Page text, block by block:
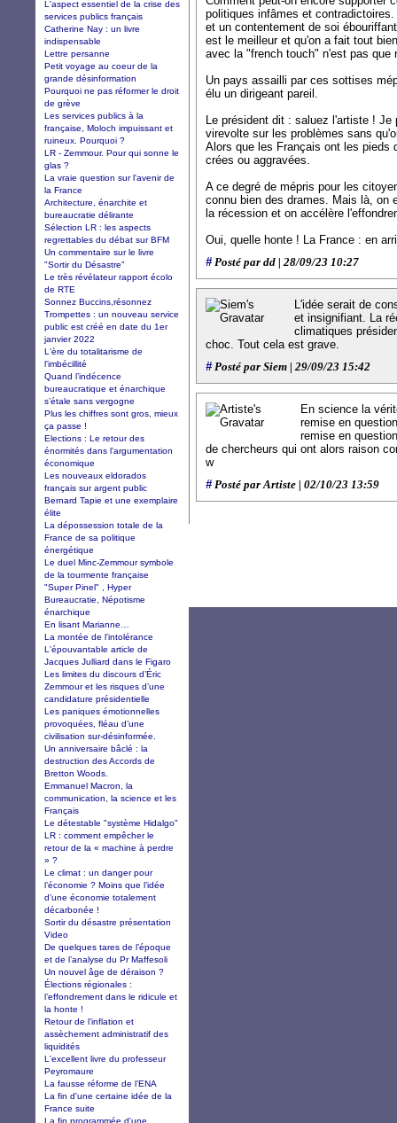
politiques infâmes et
et un contentement de soi
est le meilleur et qu'on a fait tout
avec la "french touch" n'est pas que
Un pays assailli par ces sottises
élu un dirigeant pareil.
Le président dit : saluez l'artiste !
virevolte sur les problèmes sans
Alors que les Français ont les pieds
crées ou aggravées.
A ce degré de mépris pour les
connu bien des drames. Mais là, on
la récession et on accélère
Oui, quelle honte ! La France : en
#Posté par dd | 28/09/23 10:27
L'idée serait de
et insignifiant. La
climatiques
choc. Tout cela est grave.
#Posté par Siem | 29/09/23 15:42
En science la
remise en
remise en
de chercheurs qui ont alors raison
w
#Posté par Artiste | 02/10/23 13:59
L'aspect essentiel de la crise des
services publics français
Catherine Nay : un livre
indispensable
Lettre persanne
Petit voyage au coeur de la
grande désinformation
Pourquoi ne pas réformer le droit
de grève
Les services publics à la
française, Moloch impuissant et
ruineux. Pourquoi ?
LR - Zemmour. Pour qui sonne le
glas ?
La vraie question sur l'avenir de
la France
Architecture, énarchite et
bureaucratie délirante
Sélection LR : les aspects
regrettables du débat sur BFM
Un commentaire sur le livre
"Sortir du Désastre"
Le très révélateur rapport écolo
de RTE
Sonnez Buccins,résonnez
Trompettes : un nouveau service
public est créé en date du 1er
janvier 2022
L'ère du totalitarisme de
l'imbécillité
Quand l’indécence
bureaucratique et énarchique
s’étale sans vergogne
Plus les chiffres sont gros, mieux
ça passe !
Elections : Le retour des
énormités dans l’argumentation
économique
Les nouveaux eldorados
français sur argent public
Bernard Tapie et une exemplaire
élite
La dépossession totale de la
France de sa politique
énergétique
Le duel Minc-Zemmour symbole
de la tourmente française
"Super Pinel" , Hyper
Bureaucratie, Népotisme
énarchique
En lisant Marianne…
La montée de l'intolérance
L'épouvantable article de
Jacques Julliard dans le Figaro
Les limites du discours d’Éric
Zemmour et les risques d’une
candidature présidentielle
Les paniques émotionnelles
provoquées, fléau d’une
civilisation sur-désinformée.
Un anniversaire bâclé : la
destruction des Accords de
Bretton Woods.
Emmanuel Macron, la
communication, la science et les
Français
Le détestable "système Hidalgo"
LR : comment empêcher le
retour de la « machine à perdre
» ?
Le climat : un danger pour
l’économie ? Moins que l’idée
d’une économie totalement
décarbonée !
Sortir du désastre présentation
Video
De quelques tares de l’époque
et de l’analyse du Pr Maffesoli
Un nouvel âge de déraison ?
Élections régionales :
l’effondrement dans le ridicule et
la honte !
Retour de l’inflation et
assèchement administratif des
liquidités
L'excellent livre du professeur
Peyromaure
La fausse réforme de l’ENA
La fin d'une certaine idée de la
France suite
La fin programmée d'une